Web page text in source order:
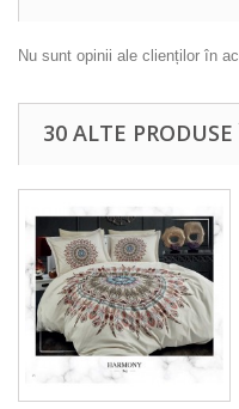
Nu sunt opinii ale clienților în
30 ALTE